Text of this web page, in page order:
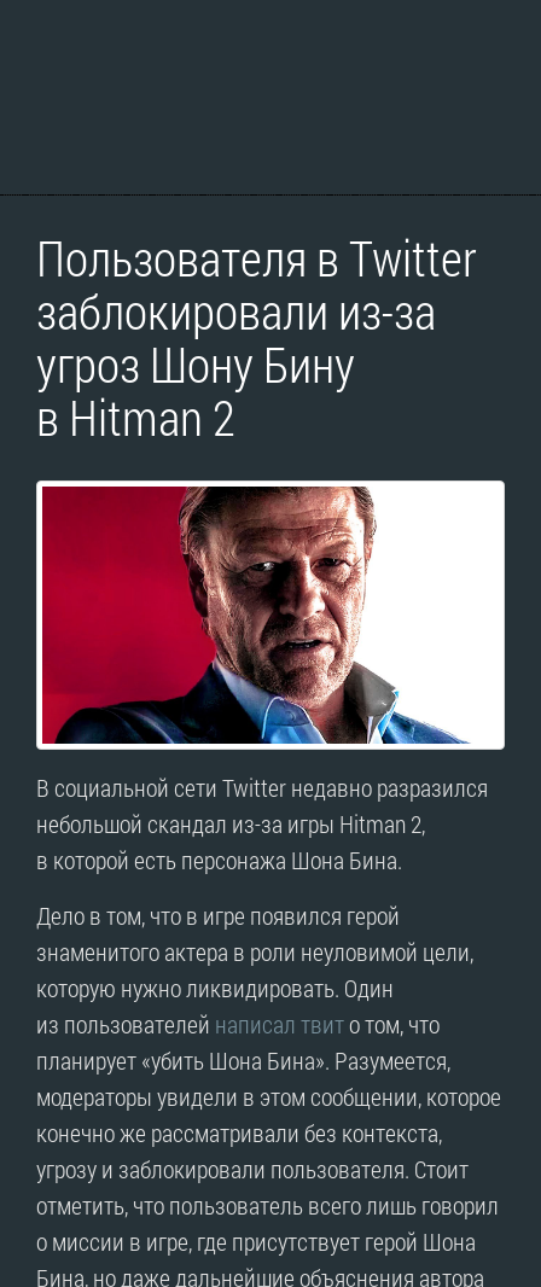
Пользователя в Twitter
заблокировали из-за
угроз Шону Бину
в Hitman 2
В социальной сети Twitter недавно разразился
небольшой скандал из-за игры Hitman 2,
в которой есть персонажа Шона Бина.
Дело в том, что в игре появился герой
знаменитого актера в роли неуловимой цели,
которую нужно ликвидировать. Один
из пользователей написал твито том, что
планирует «убить Шона Бина». Разумеется,
модераторы увидели в этом сообщении, которое
конечно же рассматривали без контекста,
угрозу и заблокировали пользователя. Стоит
отметить, что пользователь всего лишь говорил
о миссии в игре, где присутствует герой Шона
Бина, но даже дальнейшие объяснения автора